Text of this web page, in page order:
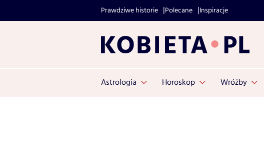
Prawdziwe historie Polecane Inspiracje
Astrologia Horoskop Wróżby